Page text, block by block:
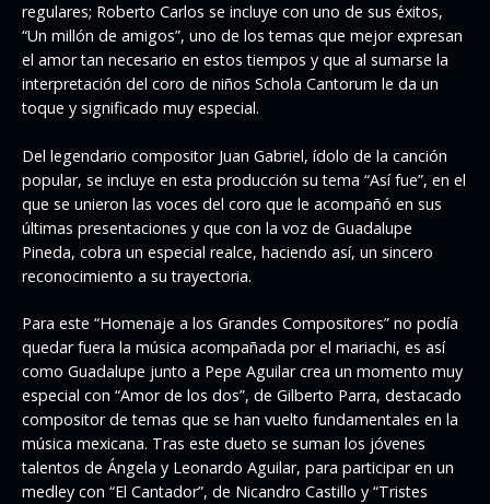
regulares; Roberto Carlos se incluye con uno de sus éxitos,
“Un millón de amigos”, uno de los temas que mejor expresan
el amor tan necesario en estos tiempos y que al sumarse la
interpretación del coro de niños Schola Cantorum le da un
toque y significado muy especial.
Del legendario compositor Juan Gabriel, ídolo de la canción
popular, se incluye en esta producción su tema “Así fue”, en el
que se unieron las voces del coro que le acompañó en sus
últimas presentaciones y que con la voz de Guadalupe
Pineda, cobra un especial realce, haciendo así, un sincero
reconocimiento a su trayectoria.
Para este “Homenaje a los Grandes Compositores” no podía
quedar fuera la música acompañada por el mariachi, es así
como Guadalupe junto a Pepe Aguilar crea un momento muy
especial con “Amor de los dos”, de Gilberto Parra, destacado
compositor de temas que se han vuelto fundamentales en la
música mexicana. Tras este dueto se suman los jóvenes
talentos de Ángela y Leonardo Aguilar, para participar en un
medley con “El Cantador”, de Nicandro Castillo y “Tristes